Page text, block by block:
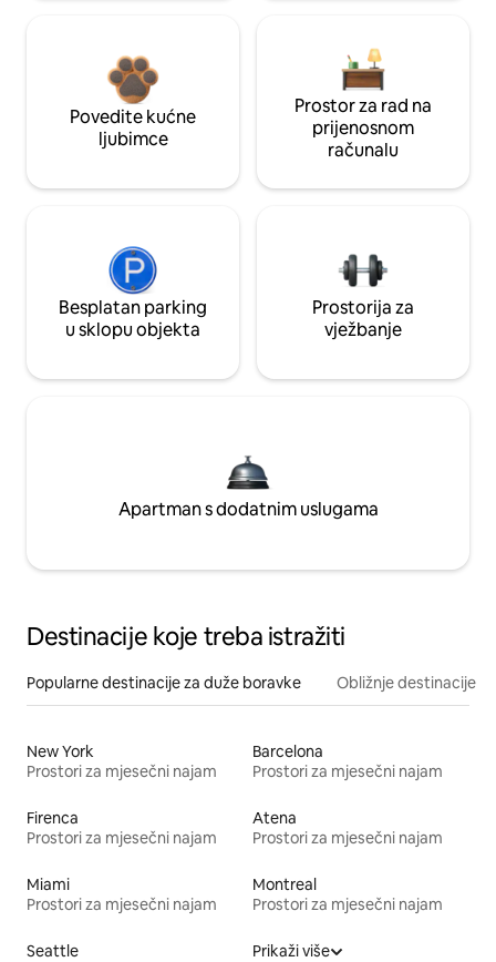
Povedite kućne
ljubimce
Prostor za rad na
prijenosnom
računalu
Besplatan parking
u sklopu objekta
Prostorija za
vježbanje
Apartman s dodatnim uslugama
Destinacije koje treba istražiti
Popularne destinacije za duže boravke Obližnje destinacije
New York
Prostori za mjesečni najam
Barcelona
Prostori za mjesečni najam
Firenca
Prostori za mjesečni najam
Atena
Prostori za mjesečni najam
Miami
Prostori za mjesečni najam
Montreal
Prostori za mjesečni najam
Seattle
Prikaži više